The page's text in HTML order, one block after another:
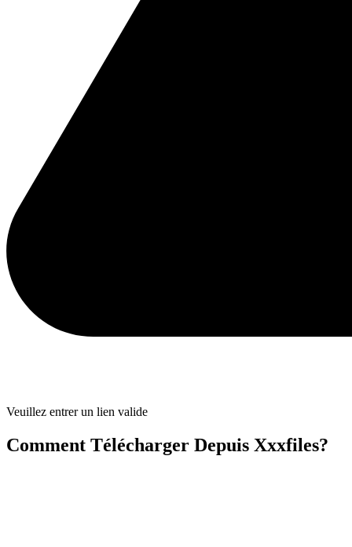
Veuillez entrer un lien valide
Comment Télécharger Depuis Xxxfiles?